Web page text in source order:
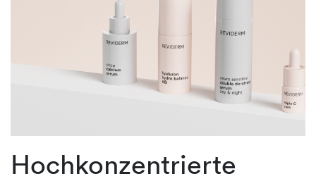
Hochkonzentrierte